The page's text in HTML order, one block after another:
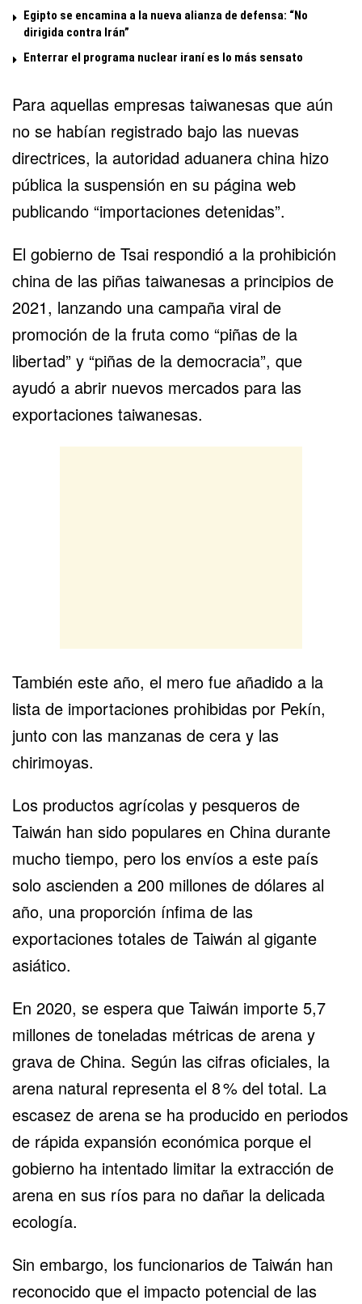
Egipto se encamina a la nueva alianza de defensa: “No
dirigida contra Irán”
Enterrar el programa nuclear iraní es lo más sensato
Para aquellas empresas taiwanesas que aún
no se habían registrado bajo las nuevas
directrices, la autoridad aduanera china hizo
pública la suspensión en su página web
publicando “importaciones detenidas”.
El gobierno de Tsai respondió a la prohibición
china de las piñas taiwanesas a principios de
2021, lanzando una campaña viral de
promoción de la fruta como “piñas de la
libertad” y “piñas de la democracia”, que
ayudó a abrir nuevos mercados para las
exportaciones taiwanesas.
También este año, el mero fue añadido a la
lista de importaciones prohibidas por Pekín,
junto con las manzanas de cera y las
chirimoyas.
Los productos agrícolas y pesqueros de
Taiwán han sido populares en China durante
mucho tiempo, pero los envíos a este país
solo ascienden a 200 millones de dólares al
año, una proporción ínfima de las
exportaciones totales de Taiwán al gigante
asiático.
En 2020, se espera que Taiwán importe 5,7
millones de toneladas métricas de arena y
grava de China. Según las cifras oficiales, la
arena natural representa el 8 % del total. La
escasez de arena se ha producido en periodos
de rápida expansión económica porque el
gobierno ha intentado limitar la extracción de
arena en sus ríos para no dañar la delicada
ecología.
Sin embargo, los funcionarios de Taiwán han
reconocido que el impacto potencial de las